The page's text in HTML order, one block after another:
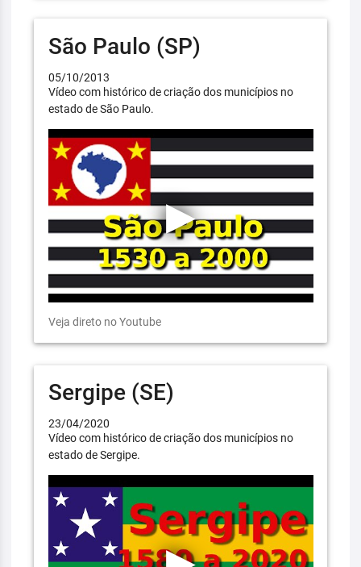
São Paulo (SP)
05/10/2013
Vídeo com histórico de criação dos municípios no
estado de São Paulo.
Veja direto no Youtube
Sergipe (SE)
23/04/2020
Vídeo com histórico de criação dos municípios no
estado de Sergipe.